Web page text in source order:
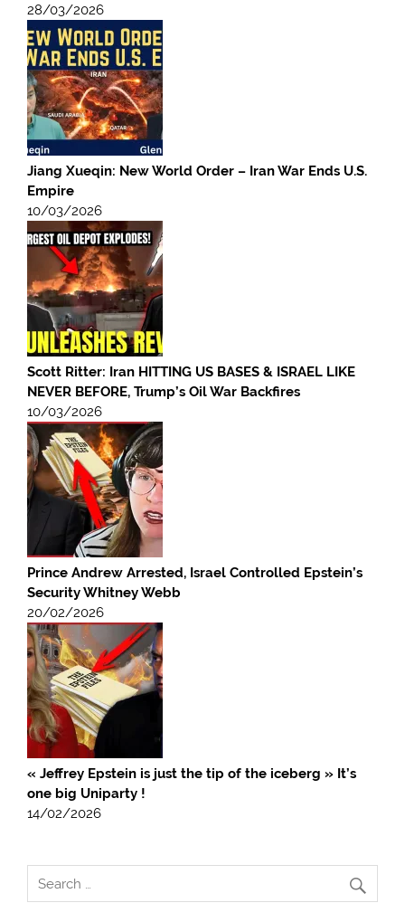
28/03/2026
Jiang Xueqin: New World Order – Iran War Ends U.S.
Empire
10/03/2026
Scott Ritter: Iran HITTING US BASES & ISRAEL LIKE
NEVER BEFORE, Trump’s Oil War Backfires
10/03/2026
Prince Andrew Arrested, Israel Controlled Epstein’s
Security Whitney Webb
20/02/2026
« Jeffrey Epstein is just the tip of the iceberg » It’s
one big Uniparty !
14/02/2026